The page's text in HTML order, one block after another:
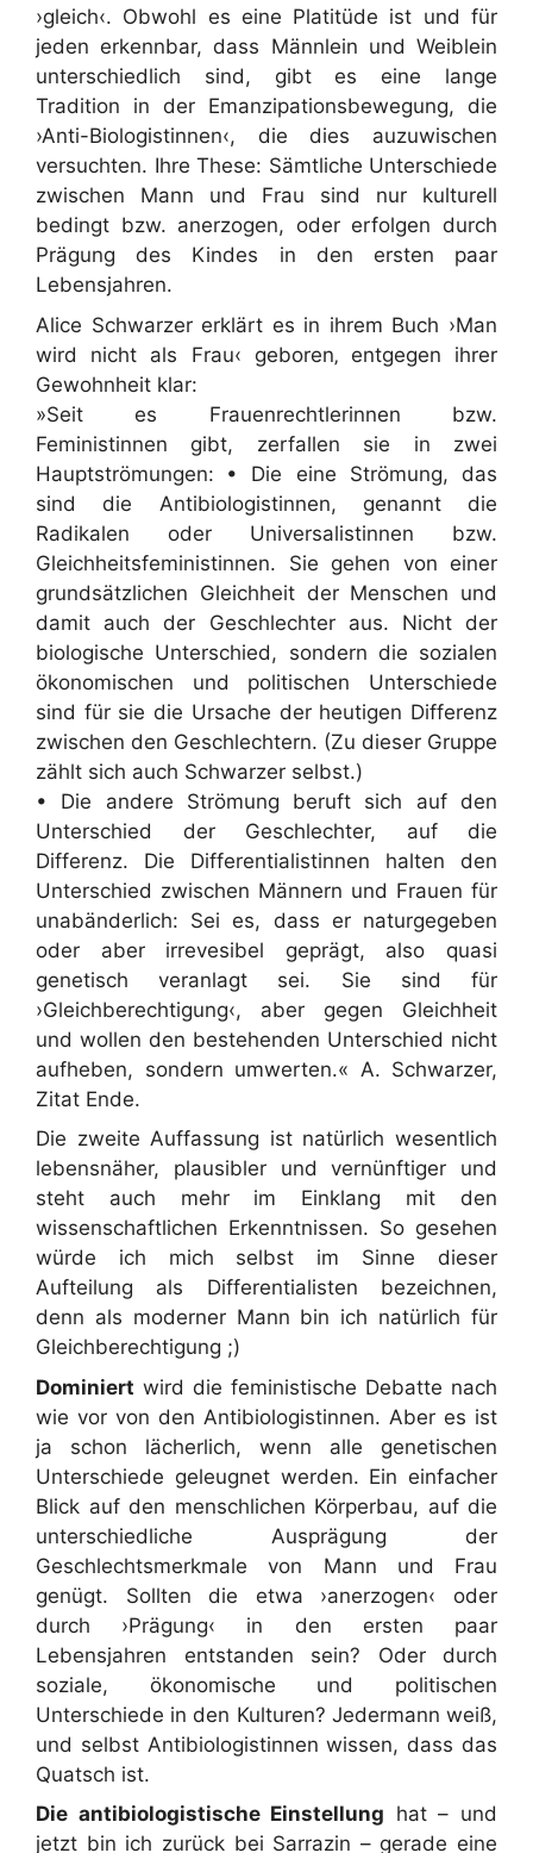
›gleich‹. Obwohl es eine Platitüde ist und für
jeden erkennbar, dass Männlein und Weiblein
unterschiedlich sind, gibt es eine lange
Tradition in der Emanzipationsbewegung, die
›Anti-Biologistinnen‹, die dies auzuwischen
versuchten. Ihre These: Sämtliche Unterschiede
zwischen Mann und Frau sind nur kulturell
bedingt bzw. anerzogen, oder erfolgen durch
Prägung des Kindes in den ersten paar
Lebensjahren.
Alice Schwarzer erklärt es in ihrem Buch ›Man
wird nicht als Frau‹ geboren‚ entgegen ihrer
Gewohnheit klar:
»Seit es Frauenrechtlerinnen bzw.
Feministinnen gibt, zerfallen sie in zwei
Hauptströmungen: • Die eine Strömung, das
sind die Antibiologistinnen, genannt die
Radikalen oder Universalistinnen bzw.
Gleichheitsfeministinnen. Sie gehen von einer
grundsätzlichen Gleichheit der Menschen und
damit auch der Geschlechter aus. Nicht der
biologische Unterschied, sondern die sozialen
ökonomischen und politischen Unterschiede
sind für sie die Ursache der heutigen Differenz
zwischen den Geschlechtern. (Zu dieser Gruppe
zählt sich auch Schwarzer selbst.)
• Die andere Strömung beruft sich auf den
Unterschied der Geschlechter, auf die
Differenz. Die Differentialistinnen halten den
Unterschied zwischen Männern und Frauen für
unabänderlich: Sei es, dass er naturgegeben
oder aber irrevesibel geprägt, also quasi
genetisch veranlagt sei. Sie sind für
›Gleichberechtigung‹, aber gegen Gleichheit
und wollen den bestehenden Unterschied nicht
aufheben, sondern umwerten.« A. Schwarzer,
Zitat Ende.
Die zweite Auffassung ist natürlich wesentlich
lebensnäher, plausibler und vernünftiger und
steht auch mehr im Einklang mit den
wissenschaftlichen Erkenntnissen. So gesehen
würde ich mich selbst im Sinne dieser
Aufteilung als Differentialisten bezeichnen,
denn als moderner Mann bin ich natürlich für
Gleichberechtigung ;)
Dominiert wird die feministische Debatte nach
wie vor von den Antibiologistinnen. Aber es ist
ja schon lächerlich, wenn alle genetischen
Unterschiede geleugnet werden. Ein einfacher
Blick auf den menschlichen Körperbau, auf die
unterschiedliche Ausprägung der
Geschlechtsmerkmale von Mann und Frau
genügt. Sollten die etwa ›anerzogen‹ oder
durch ›Prägung‹ in den ersten paar
Lebensjahren entstanden sein? Oder durch
soziale, ökonomische und politischen
Unterschiede in den Kulturen? Jedermann weiß,
und selbst Antibiologistinnen wissen, dass das
Quatsch ist.
Die antibiologistische Einstellung hat – und
jetzt bin ich zurück bei Sarrazin – gerade eine